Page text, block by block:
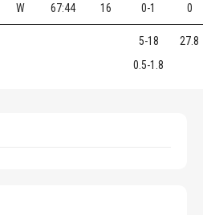
W 67:44 16 0-1 0
5-18
27.8
0.5-1.8